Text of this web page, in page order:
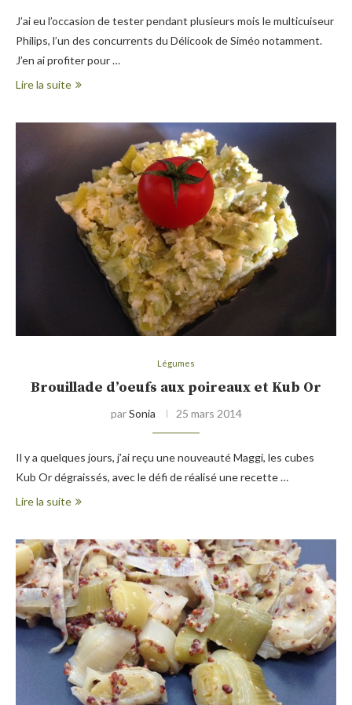
J’ai eu l’occasion de tester pendant plusieurs mois le multicuiseur
Philips, l’un des concurrents du Délicook de Siméo notamment.
J’en ai profiter pour …
Lire la suite
Légumes
Brouillade d’oeufs aux poireaux et Kub Or
parSonia 25 mars 2014
Il y a quelques jours, j’ai reçu une nouveauté Maggi, les cubes
Kub Or dégraissés, avec le défi de réalisé une recette …
Lire la suite